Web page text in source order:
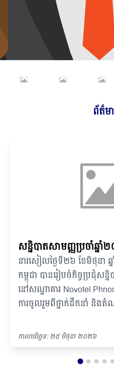
ព័ត៌ម
សន្និបាតសាមញ្ញប្រចាំឆ្ន
នារសៀលថ្ងៃទី២៦ ខែមិថុនា ឆ្នាំ២០២៦ សមាគ
កម្ពុជា បានរៀបចំកិច្ចប្រជុំសន្
នៅសណ្ឋាគារ Novotel
ការចូលរួមពីថ្នាក់ដឹកនាំ និងតំ
លើការពិនិត្យ និងវាយតម្លៃ
បានក្នុងត្រីមាសទី១ ឆ្នាំ២០២
ផែនការសកម្មភាព បញ្ហាប្រ
កាលបរិច្ឆេទ: ២៥ មិថុនា ២០២៦